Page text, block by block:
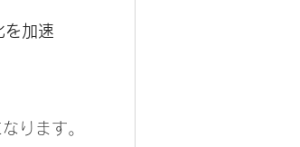
を加速
ります。